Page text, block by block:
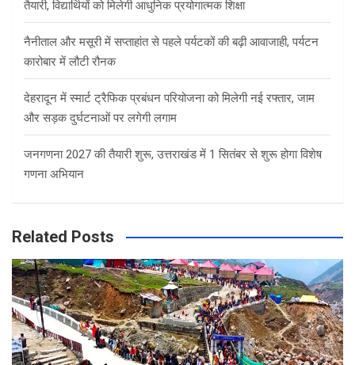
तैयारी, विद्यार्थियों को मिलेगी आधुनिक प्रयोगात्मक शिक्षा
नैनीताल और मसूरी में सप्ताहांत से पहले पर्यटकों की बढ़ी आवाजाही, पर्यटन
कारोबार में लौटी रौनक
देहरादून में स्मार्ट ट्रैफिक प्रबंधन परियोजना को मिलेगी नई रफ्तार, जाम
और सड़क दुर्घटनाओं पर लगेगी लगाम
जनगणना 2027 की तैयारी शुरू, उत्तराखंड में 1 सितंबर से शुरू होगा विशेष
गणना अभियान
Related Posts